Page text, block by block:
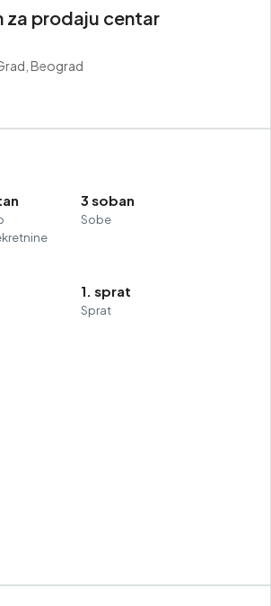
za prodaju centar
Beograd
3 soban
Sobe
1. sprat
Sprat